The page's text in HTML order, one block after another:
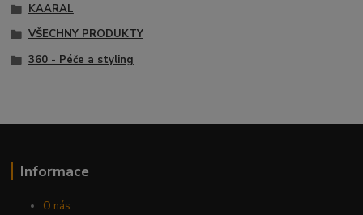
KAARAL
VŠECHNY PRODUKTY
360 - Péče a styling
Informace
O nás